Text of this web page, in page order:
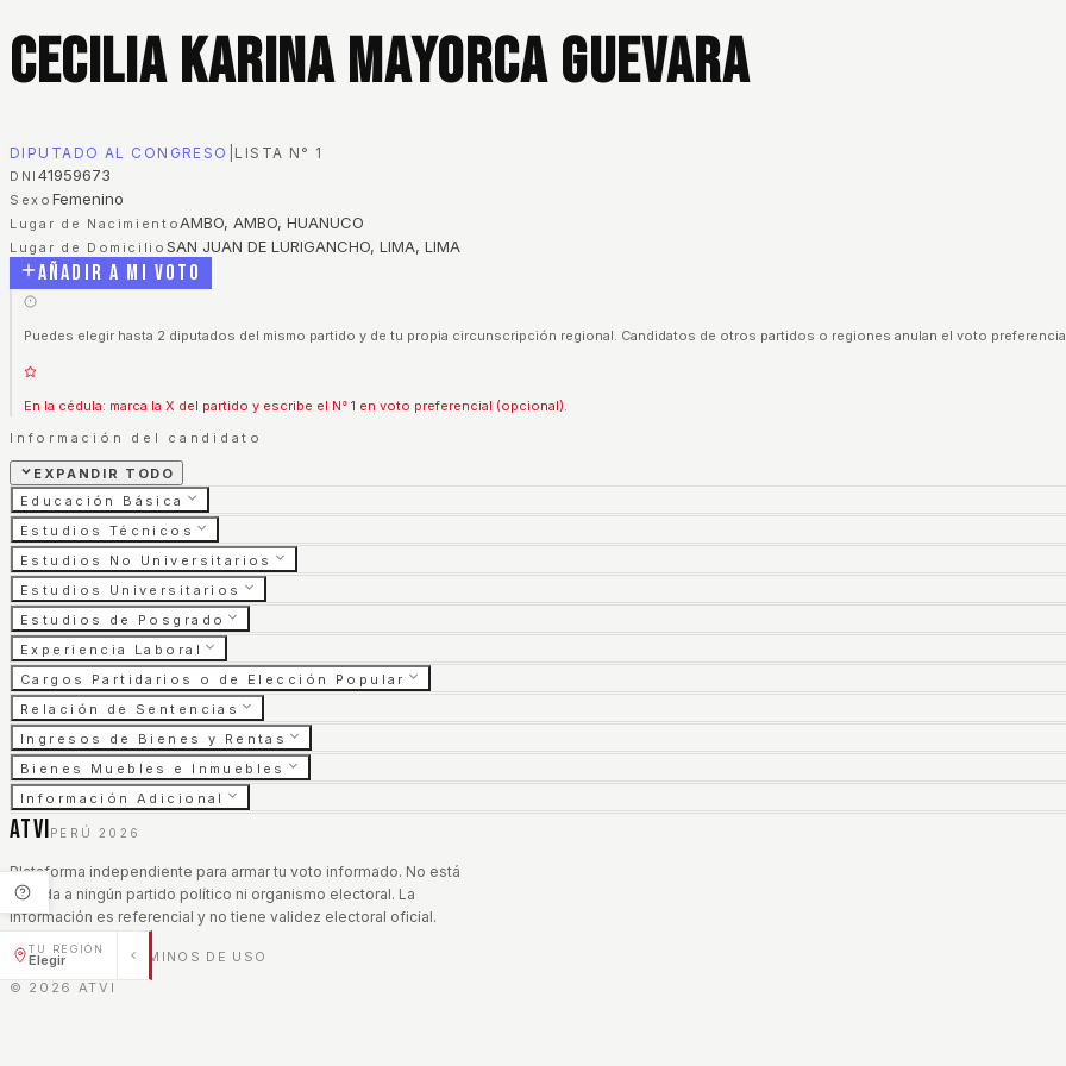
TU REGIÓN
Elegir
Cecilia Karina Mayorca Guevara
DIPUTADO AL CONGRESO LISTA N° 1
DNI 41959673
Sexo Femenino
Lugar de NacimientoAMBO, AMBO, HUANUCO
Lugar de Domicilio SAN JUAN DE LURIGANCHO, LIMA, LIMA
Añadir a mi voto
Puedes elegir hasta 2 diputados del mismo partido y de tu propia circunscripción regional. Candidatos de otros partidos o regiones anulan el voto
En la cédula: marca la X del partido y escribe el N° 1 en voto preferencial (opcional).
Información del candidato
EXPANDIR TODO
Educación Básica
Estudios Técnicos
Estudios No Universitarios
Estudios Universitarios
Estudios de Posgrado
Experiencia Laboral
Cargos Partidarios o de Elección Popular
Relación de Sentencias
Ingresos de Bienes y Rentas
Bienes Muebles e Inmuebles
Información Adicional
ATVI PERÚ 2026
Plataforma independiente para armar tu voto informado. No está
afiliada a ningún partido político ni organismo electoral. La
información es referencial y no tiene validez electoral oficial.
AVISO LEGAL
TÉRMINOS DE USO
© 2026 ATVI